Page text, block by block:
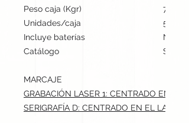
Peso caja (Kgr)
7
Unidades/caja
500
Incluye baterías
No
Catálogo
Stock
MARCAJE
GRABACIÓN LASER 1: CENTRADO EN EL
SERIGRAFÍA D: CENTRADO EN EL